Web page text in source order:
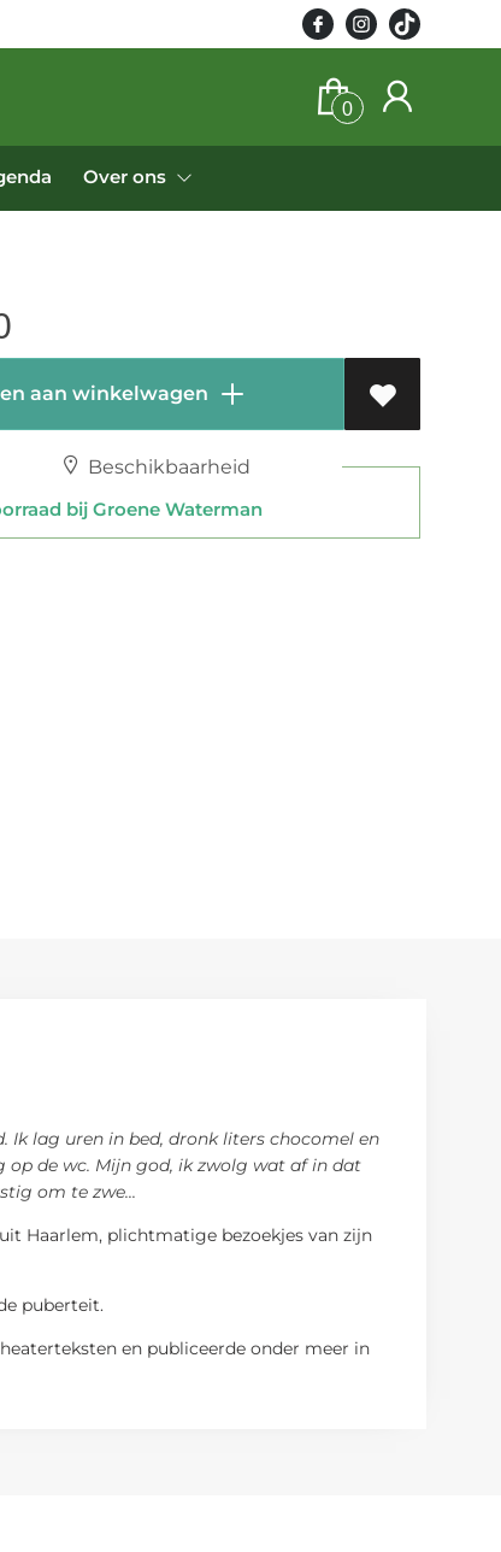
0
Over ons
aan winkelwagen
Beschikbaarheid
bij Groene Waterman
Ik lag uren in bed, dronk liters chocomel en
op de wc. Mijn god, ik zwolg wat af in dat
om te zwe...
Haarlem, plichtmatige bezoekjes van zijn
puberteit.
en publiceerde onder meer in